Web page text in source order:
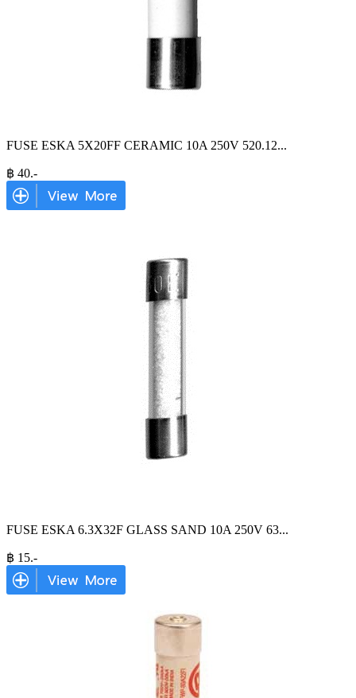
FUSE ESKA 5X20FF CERAMIC 10A 250V 520.12...
฿ 40.-
FUSE ESKA 6.3X32F GLASS SAND 10A 250V 63...
฿ 15.-